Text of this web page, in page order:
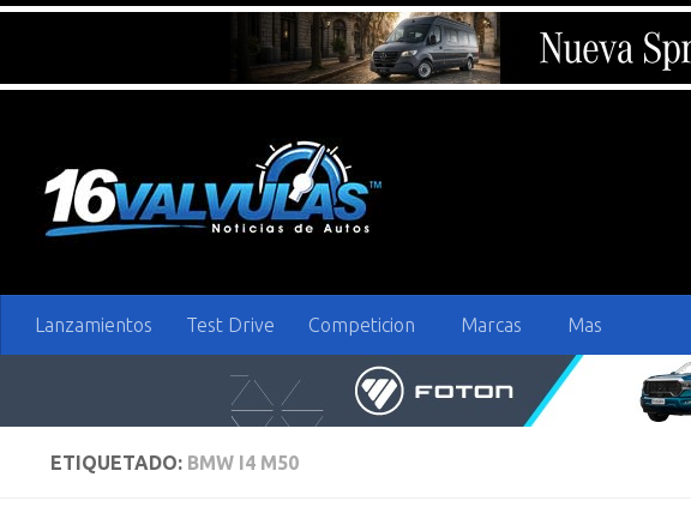
Lanzamientos Test Drive Competicion Marcas Mas
ETIQUETADO: BMW I4 M50